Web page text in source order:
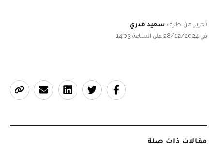
تحرير من طرف سعيد قدري
في 28/12/2024 على الساعة 14:03
مقالات ذات صلة